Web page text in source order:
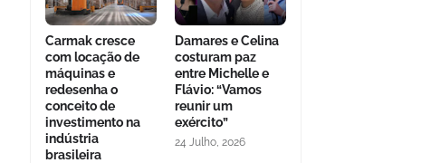
Carmak cresce
com locação de
máquinas e
redesenha o
conceito de
investimento na
indústria
brasileira
Damares e Celina
costuram paz
entre Michelle e
Flávio: “Vamos
reunir um
exército”
24 Julho, 2026